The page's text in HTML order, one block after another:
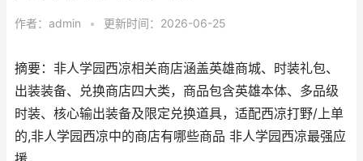
作者： admin • 更新时间：2026-06-25
摘要：非人学园西凉相关商店涵盖英雄商城、时装礼包、
出装装备、兑换商店四大类，商品包含英雄本体、多品级
时装、核心输出装备及限定兑换道具，适配西凉打野/上单
的,非人学园西凉中的商店有哪些商品 非人学园西凉最强应